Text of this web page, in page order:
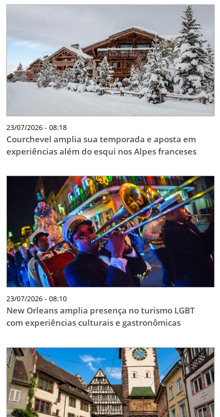
23/07/2026 - 08:18
Courchevel amplia sua temporada e aposta em
experiências além do esqui nos Alpes franceses
23/07/2026 - 08:10
New Orleans amplia presença no turismo LGBT
com experiências culturais e gastronômicas